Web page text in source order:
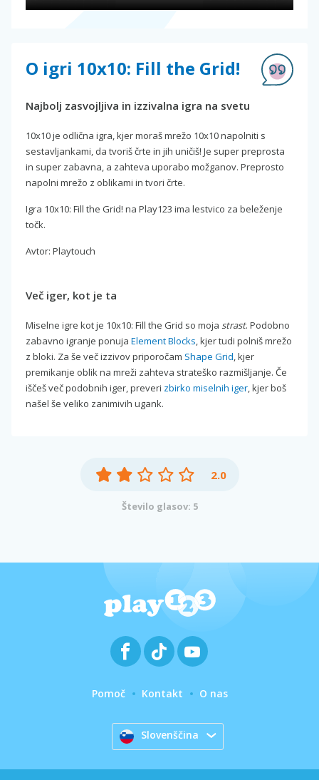
O igri 10x10: Fill the Grid!
Najbolj zasvojljiva in izzivalna igra na svetu
10x10 je odlična igra, kjer moraš mrežo 10x10 napolniti s
sestavljankami, da tvoriš črte in jih uničiš! Je super preprosta
in super zabavna, a zahteva uporabo možganov. Preprosto
napolni mrežo z oblikami in tvori črte.
Igra 10x10: Fill the Grid! na Play123 ima lestvico za beleženje
točk.
Avtor: Playtouch
Več iger, kot je ta
Miselne igre kot je 10x10: Fill the Grid so moja strast. Podobno
zabavno igranje ponuja Element Blocks, kjer tudi polniš mrežo
z bloki. Za še več izzivov priporočam Shape Grid, kjer
premikanje oblik na mreži zahteva strateško razmišljanje. Če
iščeš več podobnih iger, preveri zbirko miselnih iger, kjer boš
našel še veliko zanimivih ugank.
2.0
Število glasov: 5
Pomoč Kontakt O nas
Slovenščina